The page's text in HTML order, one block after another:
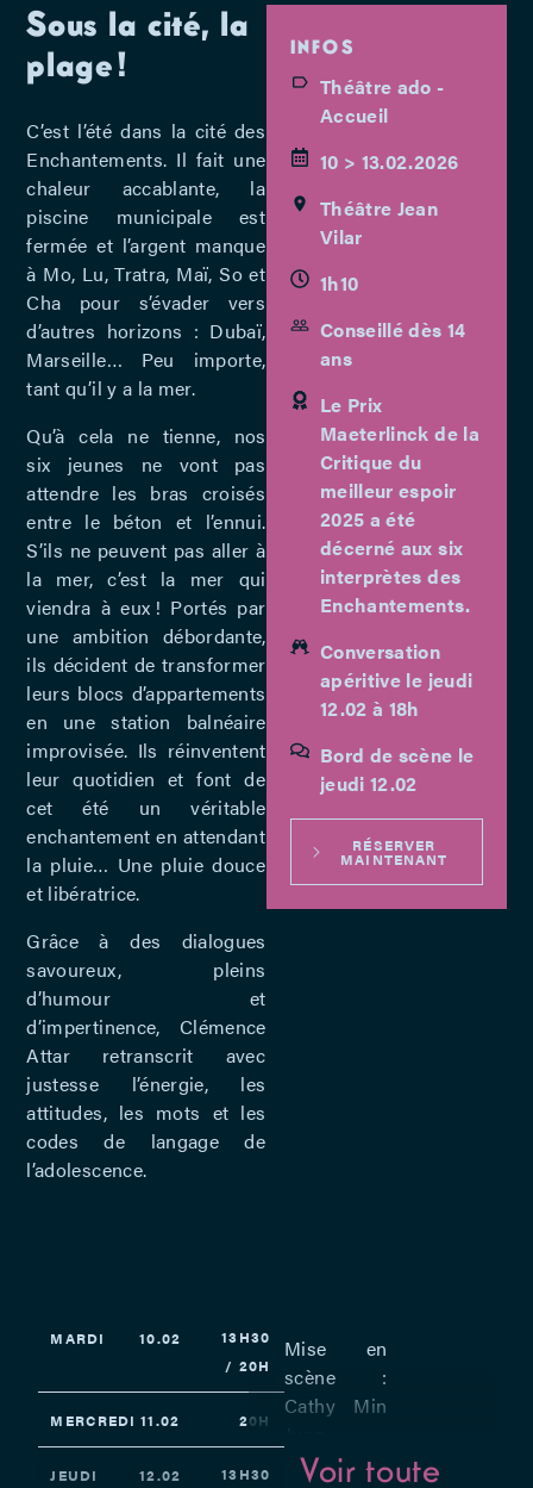
Sous la cité, la
plage !
C’est l’été dans la cité des
Enchantements. Il fait une
chaleur accablante, la
piscine municipale est
fermée et l’argent manque
à Mo, Lu, Tratra, Maï, So et
Cha pour s’évader vers
d’autres horizons : Dubaï,
Marseille… Peu importe,
tant qu’il y a la mer.
Qu’à cela ne tienne, nos
six jeunes ne vont pas
attendre les bras croisés
entre le béton et l’ennui.
S’ils ne peuvent pas aller à
la mer, c’est la mer qui
viendra à eux ! Portés par
une ambition débordante,
ils décident de transformer
leurs blocs d’appartements
en une station balnéaire
improvisée. Ils réinventent
leur quotidien et font de
cet été un véritable
enchantement en attendant
la pluie… Une pluie douce
et libératrice.
Grâce à des dialogues
savoureux, pleins
d’humour et
d’impertinence, Clémence
Attar retranscrit avec
justesse l’énergie, les
attitudes, les mots et les
codes de langage de
l’adolescence.
INFOS
Théâtre ado -
Accueil
10 > 13.02.2026
Théâtre Jean
Vilar
1h10
Conseillé dès 14
ans
Le Prix
Maeterlinck de la
Critique du
meilleur espoir
2025 a été
décerné aux six
interprètes des
Enchantements.
Conversation
apéritive le jeudi
12.02 à 18h
Bord de scène le
jeudi 12.02
RÉSERVER
MAINTENANT
Mise en
scène :
Cathy Min
Avec Onur
Voir toute
MARDI 10.02
13H30
/ 20H
MERCREDI 11.02 20H
JEUDI 12.02 13H30